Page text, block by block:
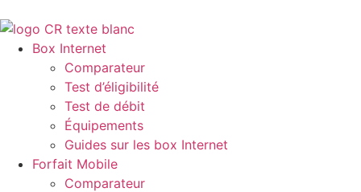
Box Internet
Comparateur
Test d’éligibilité
Test de débit
Équipements
Guides sur les box Internet
Forfait Mobile
Comparateur